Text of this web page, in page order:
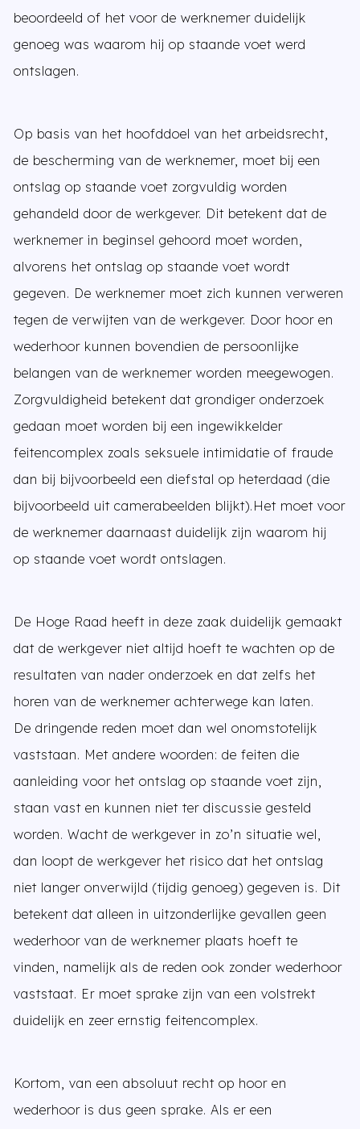
beoordeeld of het voor de werknemer duidelijk
genoeg was waarom hij op staande voet werd
ontslagen.
Op basis van het hoofddoel van het arbeidsrecht,
de bescherming van de werknemer, moet bij een
ontslag op staande voet zorgvuldig worden
gehandeld door de werkgever. Dit betekent dat de
werknemer in beginsel gehoord moet worden,
alvorens het ontslag op staande voet wordt
gegeven. De werknemer moet zich kunnen verweren
tegen de verwijten van de werkgever. Door hoor en
wederhoor kunnen bovendien de persoonlijke
belangen van de werknemer worden meegewogen.
Zorgvuldigheid betekent dat grondiger onderzoek
gedaan moet worden bij een ingewikkelder
feitencomplex zoals seksuele intimidatie of fraude
dan bij bijvoorbeeld een diefstal op heterdaad (die
bijvoorbeeld uit camerabeelden blijkt).Het moet voor
de werknemer daarnaast duidelijk zijn waarom hij
op staande voet wordt ontslagen.
De Hoge Raad heeft in deze zaak duidelijk gemaakt
dat de werkgever niet altijd hoeft te wachten op de
resultaten van nader onderzoek en dat zelfs het
horen van de werknemer achterwege kan laten.
De dringende reden moet dan wel onomstotelijk
vaststaan. Met andere woorden: de feiten die
aanleiding voor het ontslag op staande voet zijn,
staan vast en kunnen niet ter discussie gesteld
worden. Wacht de werkgever in zo’n situatie wel,
dan loopt de werkgever het risico dat het ontslag
niet langer onverwijld (tijdig genoeg) gegeven is. Dit
betekent dat alleen in uitzonderlijke gevallen geen
wederhoor van de werknemer plaats hoeft te
vinden, namelijk als de reden ook zonder wederhoor
vaststaat. Er moet sprake zijn van een volstrekt
duidelijk en zeer ernstig feitencomplex.
Kortom, van een absoluut recht op hoor en
wederhoor is dus geen sprake. Als er een